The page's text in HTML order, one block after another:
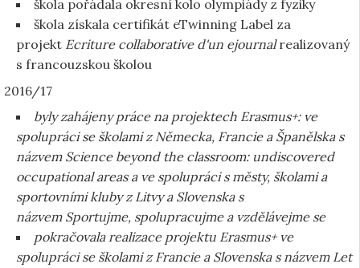
škola pořádala okresní kolo olympiády z fyziky
škola získala certifikát eTwinning Label za
projekt Ecriture collaborative d'un ejournalrealizovaný
s francouzskou školou
2016/17
byly zahájeny práce na projektech Erasmus+: ve
spolupráci se školami z Německa, Francie a Španělska s
názvem Science beyond the classroom: undiscovered
occupational areas a ve spolupráci s městy, školami a
sportovními kluby z Litvy a Slovenska s
názvem Sportujme, spolupracujme a vzdělávejme se
pokračovala realizace projektu Erasmus+ ve
spolupráci se školami z Francie a Slovenska s názvem Let